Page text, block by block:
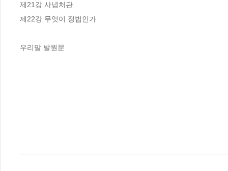
제21강 사념처관
제22강 무엇이 정법인가
우리말 발원문